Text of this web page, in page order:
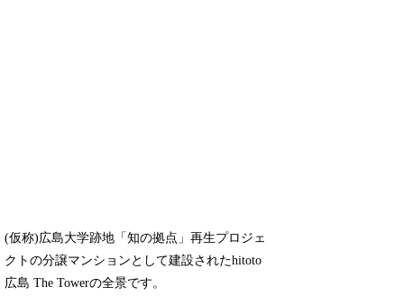
(仮称)広島大学跡地「知の拠点」再生プロジェ
クトの分譲マンションとして建設されたhitoto
広島 The Towerの全景です。